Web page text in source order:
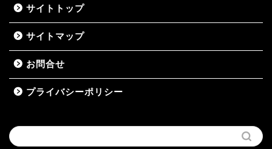
サイトトップ
サイトマップ
お問合せ
プライバシーポリシー